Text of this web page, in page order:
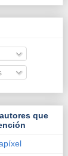
que